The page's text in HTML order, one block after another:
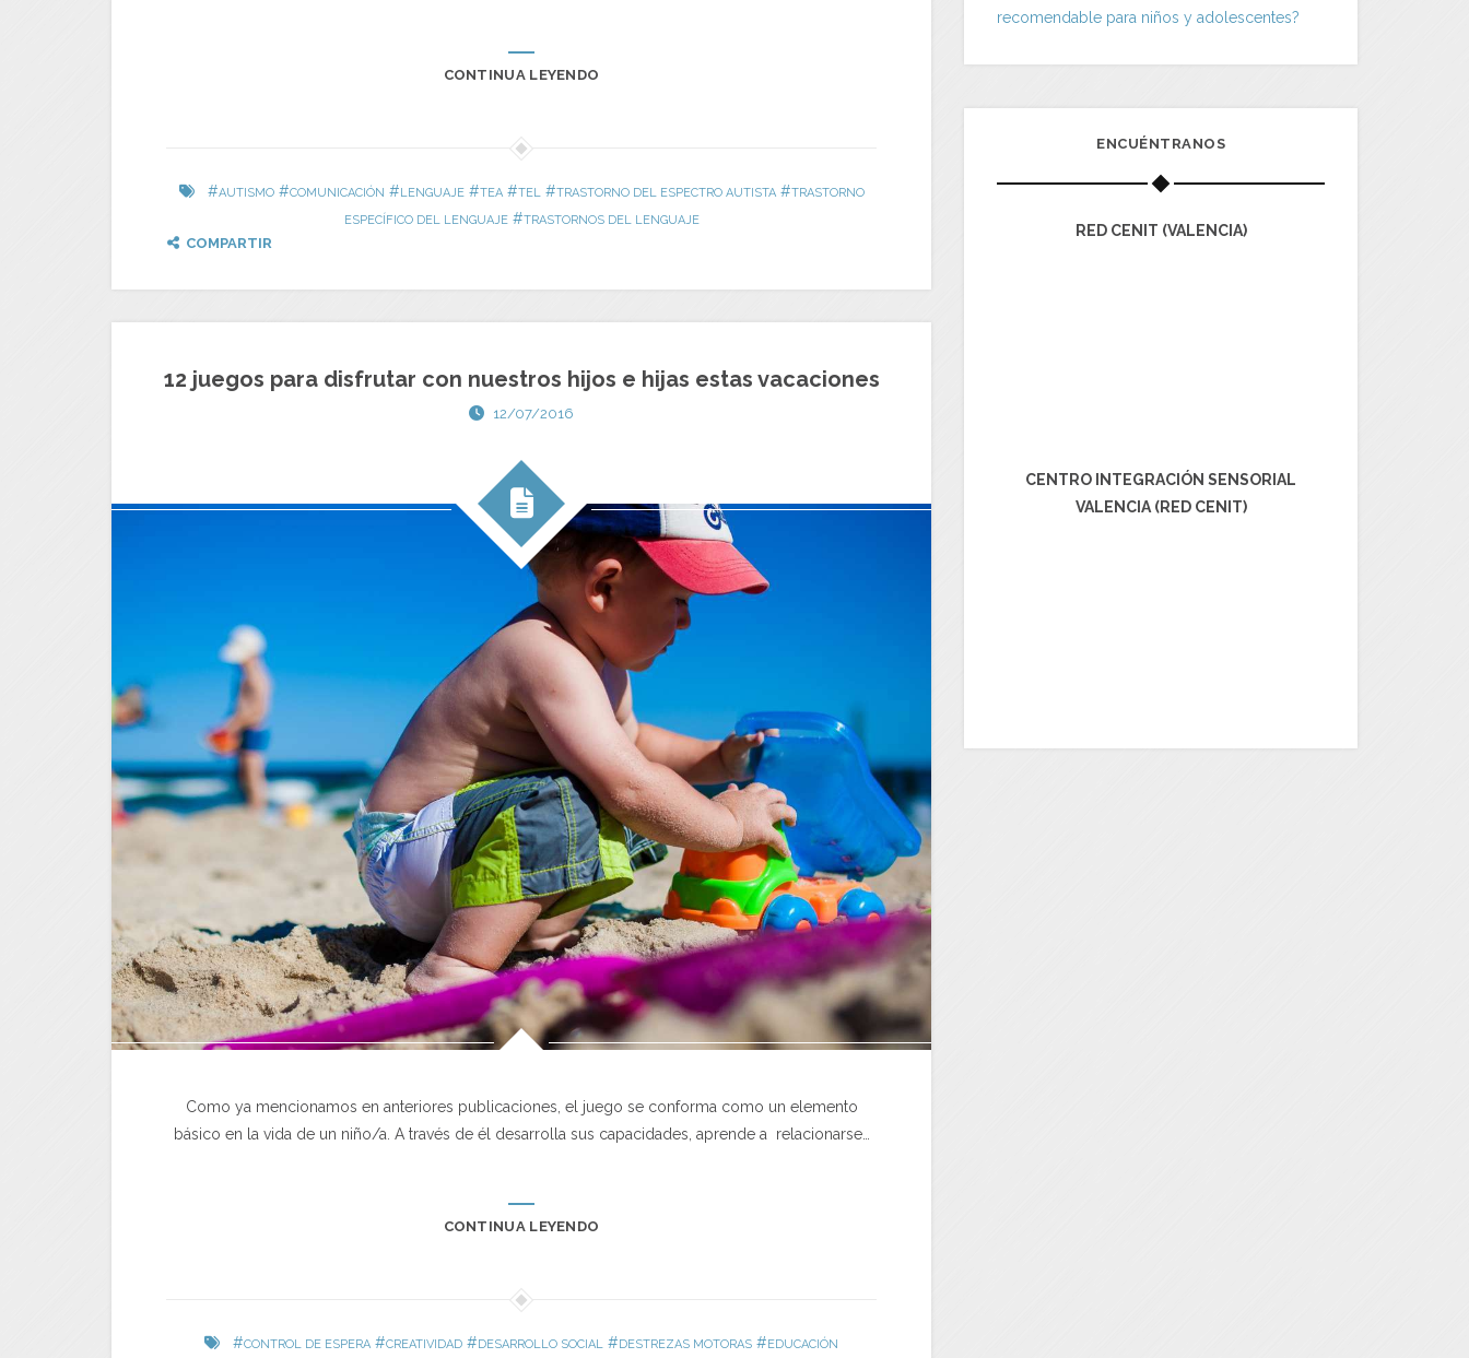
CONTINUA LEYENDO
#AUTISMO#COMUNICACIÓN #LENGUAJE#TEA#TEL #TRASTORNO DEL ESPECTRO AUTISTA#TRASTORNO
ESPECÍFICO DEL LENGUAJE#TRASTORNOS DEL LENGUAJE
COMPARTIR
12 juegos para disfrutar con nuestros hijos e hijas estas vacaciones
12/07/2016
Como ya mencionamos en anteriores publicaciones, el juego se conforma como un elemento
básico en la vida de un niño/a. A través de él desarrolla sus capacidades, aprende a relacionarse…
CONTINUA LEYENDO
#CONTROL DE ESPERA #CREATIVIDAD #DESARROLLO SOCIAL #DESTREZAS MOTORAS #EDUCACIÓN
recomendable para niños y adolescentes?
ENCUÉNTRANOS
RED CENIT (VALENCIA)
CENTRO INTEGRACIÓN SENSORIAL
VALENCIA (RED CENIT)